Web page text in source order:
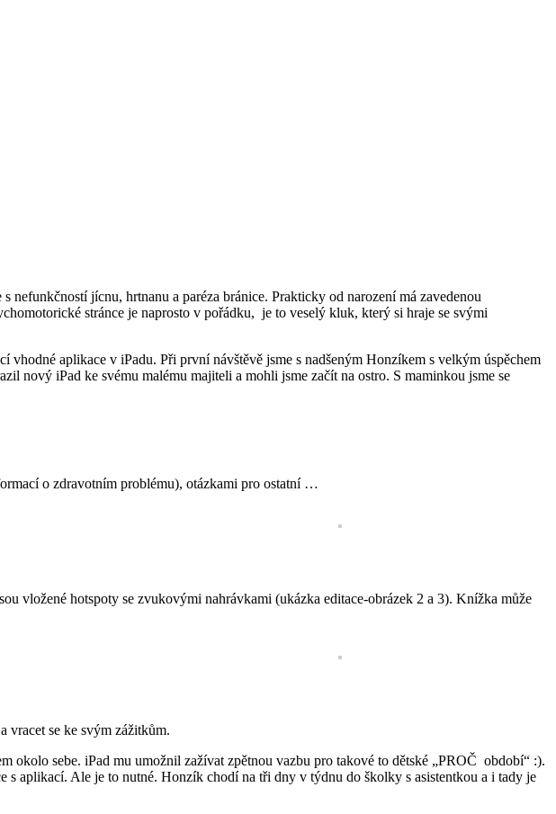
jícnu, hrtnanu a paréza bránice. Prakticky od narození má zavedenou
stránce je naprosto v pořádku, je to veselý kluk, který si hraje se svými
aplikace v iPadu. Při první návštěvě jsme s nadšeným Honzíkem s velkým úspěchem
nový iPad ke svému malému majiteli a mohli jsme začít na ostro. S maminkou jsme se
o zdravotním problému), otázkami pro ostatní …
vložené hotspoty se zvukovými nahrávkami (ukázka editace-obrázek 2 a 3). Knížka může
vracet se ke svým zážitkům.
sebe. iPad mu umožnil zažívat zpětnou vazbu pro takové to dětské „PROČ období“ :).
aplikací. Ale je to nutné. Honzík chodí na tři dny v týdnu do školky s asistentkou a i tady je